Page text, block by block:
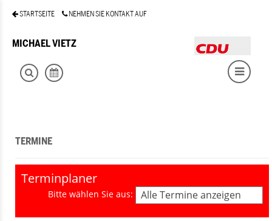
STARTSEITE NEHMEN SIE KONTAKT AUF
MICHAEL VIETZ
TERMINE
Terminplaner
Bitte wählen Sie aus: Alle Termine anzeigen